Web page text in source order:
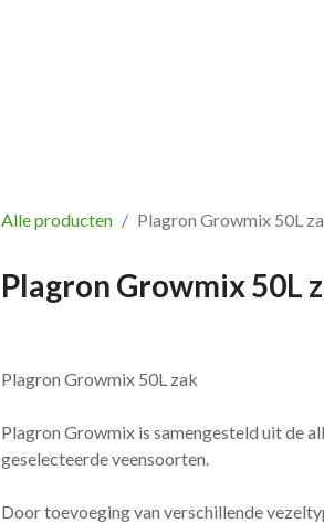
Alle producten Plagron Growmix 50L
Plagron Growmix 50L
Plagron Growmix 50L zak
Plagron Growmix is samengesteld uit de
geselecteerde veensoorten.
Door toevoeging van verschillende